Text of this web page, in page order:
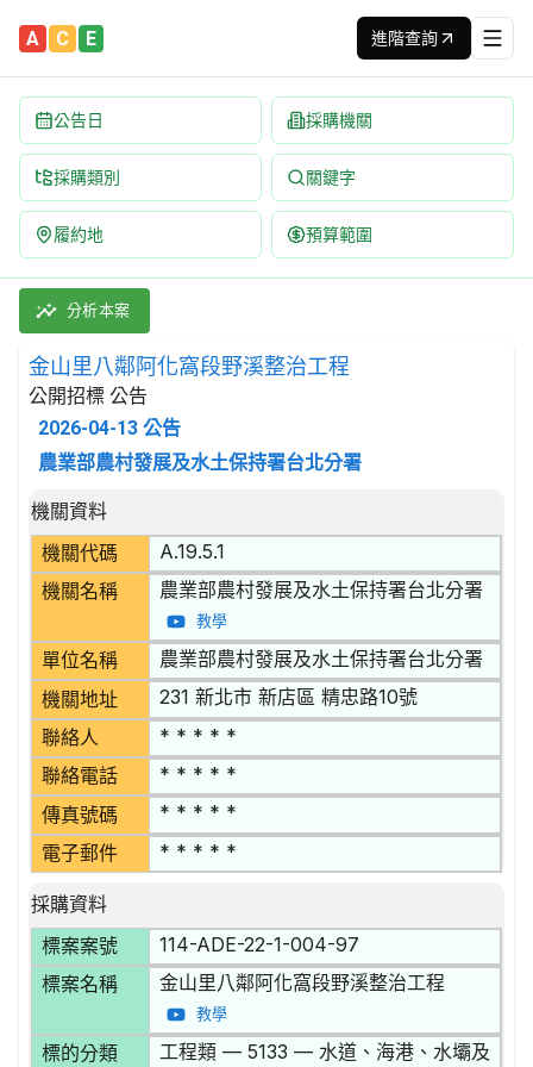
A C E 進階查詢
公告日 採購機關
採購類別 關鍵字
履約地 預算範圍
金山里八鄰阿化窩段野溪整治工程 招標公告 | 案號：114-
採購類別：工程類 水道、海港、水壩及其他水利工程 | 招
分析本案
金山里八鄰阿化窩段野溪整治工程
公開招標 公告
2026-04-13 公告
農業部農村發展及水土保持署台北分署
招標公告詳細內容
機關資料
機關代碼
A.19.5.1
機關名稱 農業部農村發展及水土保持署台北分署
教學
單位名稱 農業部農村發展及水土保持署台北分署
機關地址 231 新北市 新店區 精忠路10號
聯絡人 * * * * *
聯絡電話 * * * * *
傳真號碼 * * * * *
電子郵件 * * * * *
採購資料
標案案號
114-ADE-22-1-004-97
標案名稱 金山里八鄰阿化窩段野溪整治工程
教學
標的分類 工程類 — 5133 — 水道、海港、水壩及